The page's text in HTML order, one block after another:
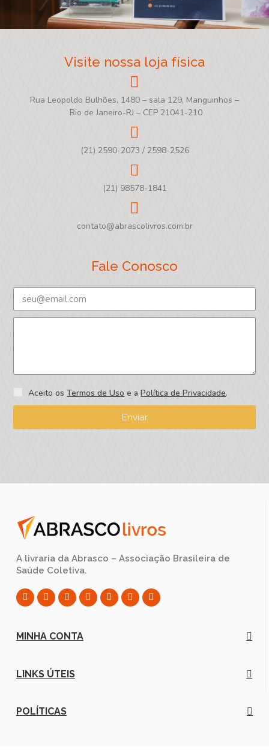
Visite nossa loja física
Rua Leopoldo Bulhões, 1480 – sala 129, Manguinhos –
Rio de Janeiro-RJ – CEP 21041-210
(21) 2590-2073 / 2598-2526
(21) 98578-1841
contato@abrascolivros.com.br
Fale Conosco
Aceito osTermos de Uso e aPolítica de Privacidade.
Enviar
A livraria da Abrasco – Associação Brasileira de
Saúde Coletiva.
MINHA CONTA
LINKS ÚTEIS
POLÍTICAS